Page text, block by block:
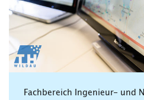
Fachbereich Ingenieur- und